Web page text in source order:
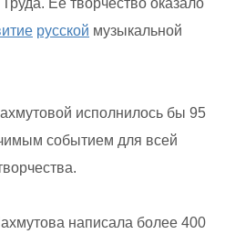
русской музыкальной
исполнилось бы 95
событием для всей
написала более 400